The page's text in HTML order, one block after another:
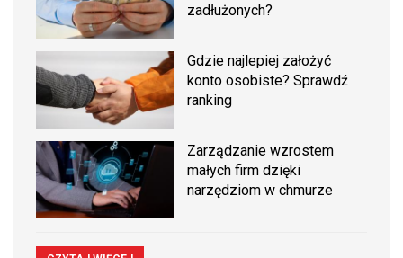
zadłużonych?
Gdzie najlepiej założyć
konto osobiste? Sprawdź
ranking
Zarządzanie wzrostem
małych firm dzięki
narzędziom w chmurze